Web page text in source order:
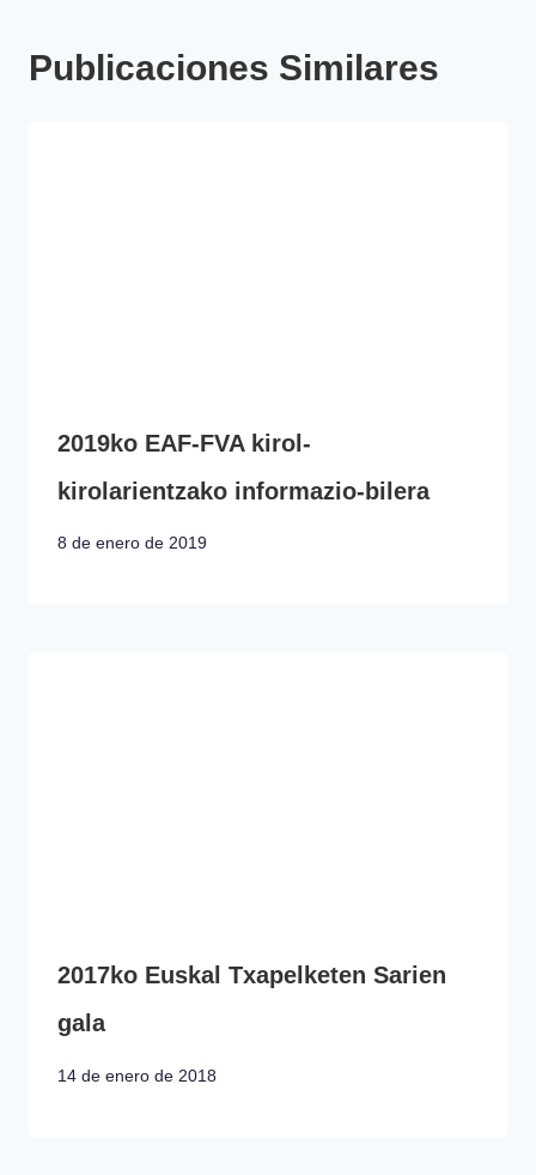
Publicaciones Similares
2019ko EAF-FVA kirol-
kirolarientzako informazio-bilera
8 de enero de 2019
2017ko Euskal Txapelketen Sarien
gala
14 de enero de 2018